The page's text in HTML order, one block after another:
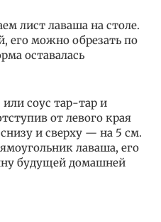
лист лаваша на столе.
его можно обрезать по
оставалась
соус тар-тар и
от левого края
и сверху — на 5 см.
лаваша, его
будущей домашней